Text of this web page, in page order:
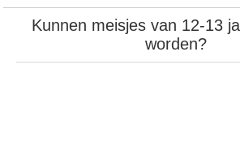
Kunnen meisjes van 12-13
worden?